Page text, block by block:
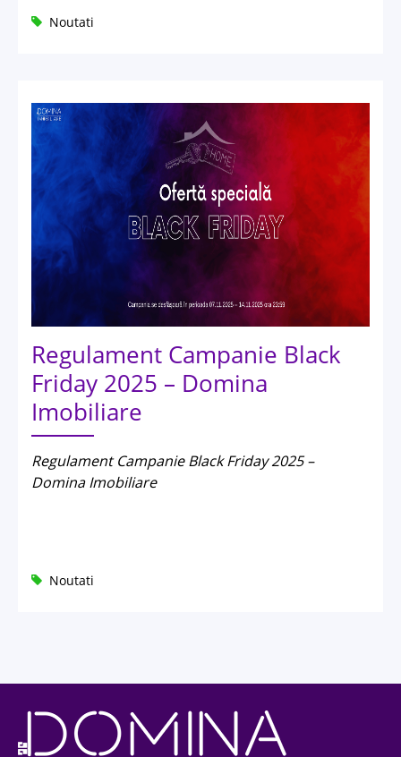
Noutati
Regulament Campanie Black
Friday 2025 – Domina
Imobiliare
Regulament Campanie Black Friday 2025 –
Domina Imobiliare
Noutati